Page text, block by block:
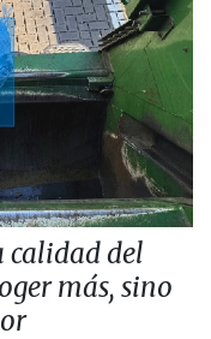
calidad del
más, sino